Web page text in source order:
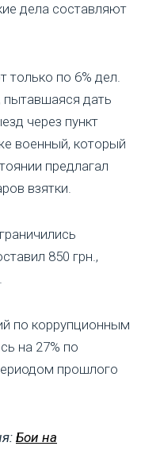
дела составляют
только по 6% дел.
дать
через пункт
военный, который
предлагал
взятки.
850 грн.,
по коррупционным
на 27% по
прошлого
Бои на